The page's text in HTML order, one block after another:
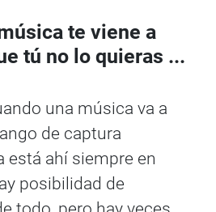
te viene a
tú no lo quieras ...
una música va a
de captura
está ahí siempre en
posibilidad de